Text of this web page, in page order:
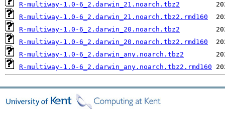
R-multiway-1.0-6_2.darwin_21.noarch.tbz2
R-multiway-1.0-6_2.darwin_21.noarch.tbz2.rmd160
R-multiway-1.0-6_2.darwin_20.noarch.tbz2
R-multiway-1.0-6_2.darwin_20.noarch.tbz2.rmd160
R-multiway-1.0-6_2.darwin_any.noarch.tbz2
R-multiway-1.0-6_2.darwin_any.noarch.tbz2.rmd160